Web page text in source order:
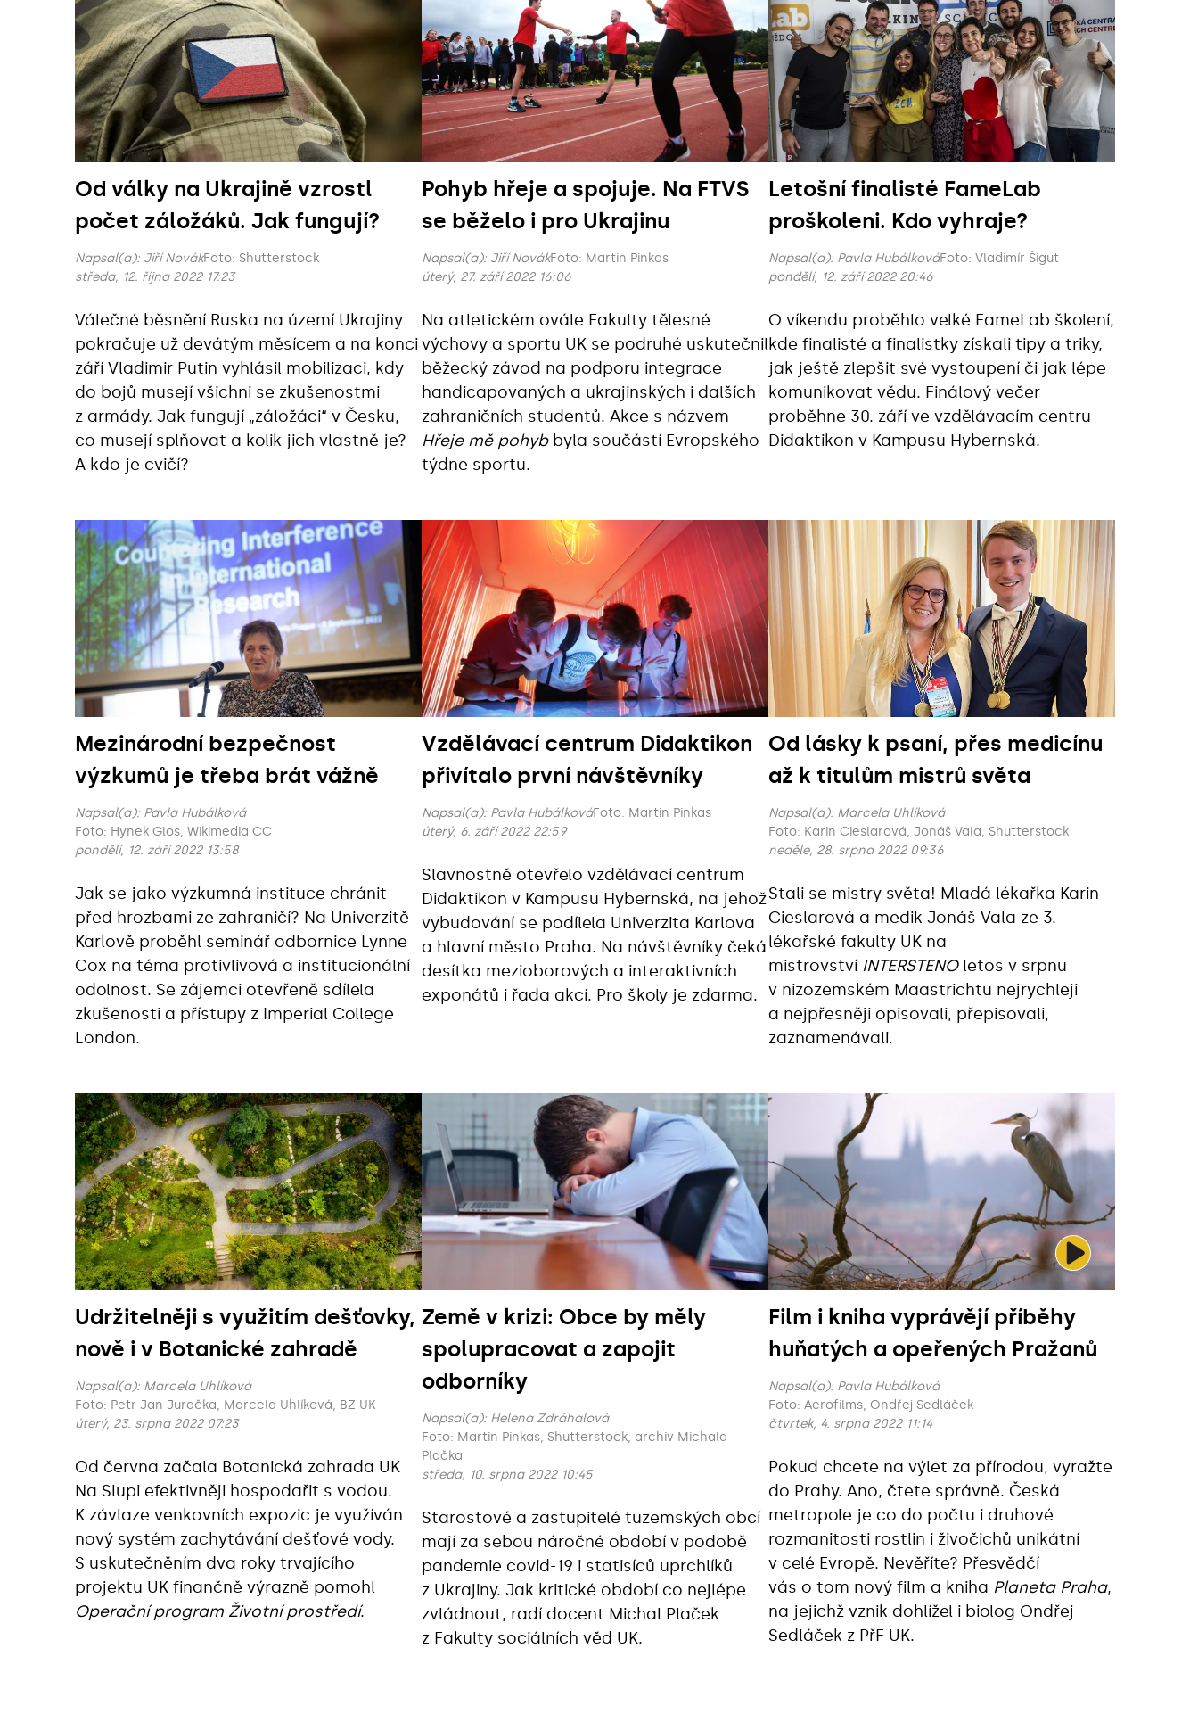
Od války na Ukrajině vzrostl
počet záložáků. Jak fungují?
Napsal(a): Jiří Novák
Foto: Shutterstock
středa, 12. října 2022 17:23
Válečné běsnění Ruska na území Ukrajiny
pokračuje už devátým měsícem a na konci
září Vladimir Putin vyhlásil mobilizaci, kdy
do bojů musejí všichni se zkušenostmi
z armády. Jak fungují „záložáci“ v Česku,
co musejí splňovat a kolik jich vlastně je?
A kdo je cvičí?
Pohyb hřeje a spojuje. Na FTVS
se běželo i pro Ukrajinu
Napsal(a): Jiří Novák
Foto: Martin Pinkas
úterý, 27. září 2022 16:06
Na atletickém ovále Fakulty tělesné
výchovy a sportu UK se podruhé uskutečnil
běžecký závod na podporu integrace
handicapovaných a ukrajinských i dalších
zahraničních studentů. Akce s názvem
Hřeje mě pohybbyla součástí Evropského
týdne sportu.
Letošní finalisté FameLab
proškoleni. Kdo vyhraje?
Napsal(a): Pavla Hubálková
Foto: Vladimír Šigut
pondělí, 12. září 2022 20:46
O víkendu proběhlo velké FameLab školení,
kde finalisté a finalistky získali tipy a triky,
jak ještě zlepšit své vystoupení či jak lépe
komunikovat vědu. Finálový večer
proběhne 30. září ve vzdělávacím centru
Didaktikon v Kampusu Hybernská.
Mezinárodní bezpečnost
výzkumů je třeba brát vážně
Napsal(a): Pavla Hubálková
Foto: Hynek Glos, Wikimedia CC
pondělí, 12. září 2022 13:58
Jak se jako výzkumná instituce chránit
před hrozbami ze zahraničí? Na Univerzitě
Karlově proběhl seminář odbornice Lynne
Cox na téma protivlivová a institucionální
odolnost. Se zájemci otevřeně sdílela
zkušenosti a přístupy z Imperial College
London.
Vzdělávací centrum Didaktikon
přivítalo první návštěvníky
Napsal(a): Pavla Hubálková
Foto: Martin Pinkas
úterý, 6. září 2022 22:59
Slavnostně otevřelo vzdělávací centrum
Didaktikon v Kampusu Hybernská, na jehož
vybudování se podílela Univerzita Karlova
a hlavní město Praha. Na návštěvníky čeká
desítka mezioborových a interaktivních
exponátů i řada akcí. Pro školy je zdarma.
Od lásky k psaní, přes medicínu
až k titulům mistrů světa
Napsal(a): Marcela Uhlíková
Foto: Karin Cieslarová, Jonáš Vala, Shutterstock
neděle, 28. srpna 2022 09:36
Stali se mistry světa! Mladá lékařka Karin
Cieslarová a medik Jonáš Vala ze 3.
lékařské fakulty UK na
mistrovství INTERSTENOletos v srpnu
v nizozemském Maastrichtu nejrychleji
a nejpřesněji opisovali, přepisovali,
zaznamenávali.
Udržitelněji s využitím dešťovky,
nově i v Botanické zahradě
Napsal(a): Marcela Uhlíková
Foto: Petr Jan Juračka, Marcela Uhlíková, BZ UK
úterý, 23. srpna 2022 07:23
Od června začala Botanická zahrada UK
Na Slupi efektivněji hospodařit s vodou.
K závlaze venkovních expozic je využíván
nový systém zachytávání dešťové vody.
S uskutečněním dva roky trvajícího
projektu UK finančně výrazně pomohl
Operační program Životní prostředí.
Země v krizi: Obce by měly
spolupracovat a zapojit
odborníky
Napsal(a): Helena Zdráhalová
Foto: Martin Pinkas, Shutterstock, archiv Michala
Plačka
středa, 10. srpna 2022 10:45
Starostové a zastupitelé tuzemských obcí
mají za sebou náročné období v podobě
pandemie covid-19 i statisíců uprchlíků
z Ukrajiny. Jak kritické období co nejlépe
zvládnout, radí docent Michal Plaček
z Fakulty sociálních věd UK.
Film i kniha vyprávějí příběhy
huňatých a opeřených Pražanů
Napsal(a): Pavla Hubálková
Foto: Aerofilms, Ondřej Sedláček
čtvrtek, 4. srpna 2022 11:14
Pokud chcete na výlet za přírodou, vyražte
do Prahy. Ano, čtete správně. Česká
metropole je co do počtu i druhové
rozmanitosti rostlin i živočichů unikátní
v celé Evropě. Nevěříte? Přesvědčí
vás o tom nový film a kniha Planeta Praha,
na jejichž vznik dohlížel i biolog Ondřej
Sedláček z PřF UK.